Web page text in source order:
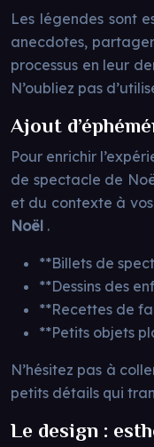
Les légendes sont
anecdotes,
processus en leur
N’oubliez pas
Ajout
Pour enrichir
de spectacle de
et du contexte à
Noël .
**Billets de
**Dessins des
**Recettes de
**Petits objets
N’hésitez pas à
petits détails qui
Le design :